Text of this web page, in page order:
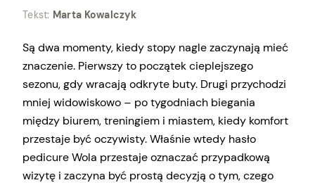
Tekst: Marta Kowalczyk
Są dwa momenty, kiedy stopy nagle zaczynają mieć
znaczenie. Pierwszy to początek cieplejszego
sezonu, gdy wracają odkryte buty. Drugi przychodzi
mniej widowiskowo – po tygodniach biegania
między biurem, treningiem i miastem, kiedy komfort
przestaje być oczywisty. Właśnie wtedy hasło
pedicure Wola przestaje oznaczać przypadkową
wizytę i zaczyna być prostą decyzją o tym, czego